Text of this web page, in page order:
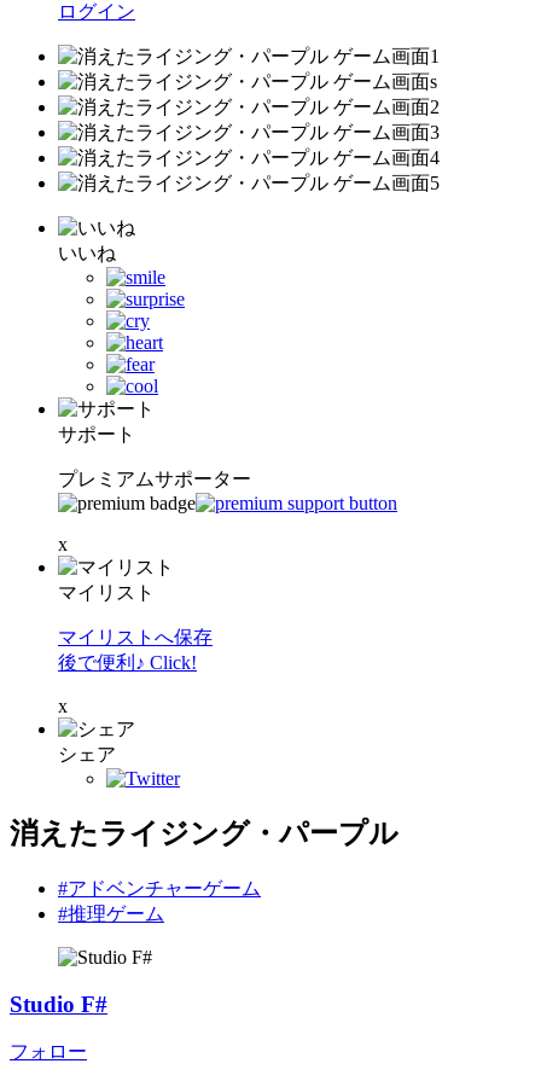
ログイン
いいね
サポート
プレミアムサポーター
x
マイリスト
マイリストへ保存
後で便利♪ Click!
x
シェア
消えたライジング・パープル
#アドベンチャーゲーム
#推理ゲーム
Studio F#
フォロー